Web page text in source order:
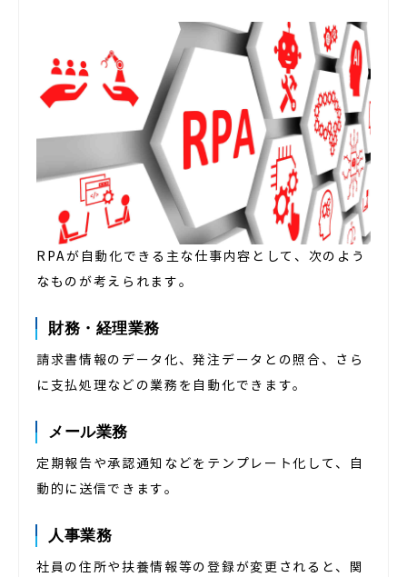
RPAが自動化できる主な仕事内容として、次のよう
なものが考えられます。
財務・経理業務
請求書情報のデータ化、発注データとの照合、さら
に支払処理などの業務を自動化できます。
メール業務
定期報告や承認通知などをテンプレート化して、自
動的に送信できます。
人事業務
社員の住所や扶養情報等の登録が変更されると、関